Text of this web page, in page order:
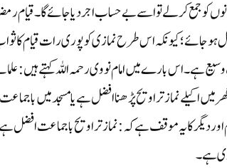
کو جمع کر لے تو اسے بے حساب اجر دیا جائے گا۔قیام
ہو جائے؛ کیونکہ اس طرح نمازی کو پوری رات قیام کا
ہے۔اس بارے میں امام نووی رحمہ اللہ کہتے
اکیلے نماز تراویح پڑھنا افضل ہے یا مسجد میں با جماعت
اور دیگر کا یہ موقف ہے کہ: نماز تراویح با جماعت افضل
ہے۔